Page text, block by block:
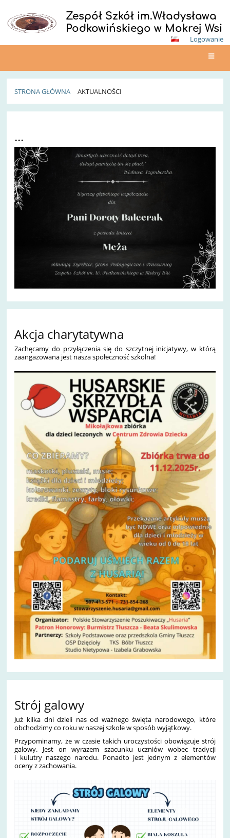
Zespół Szkół im.Władysława
Podkowińskiego w Mokrej Wsi
Logowanie
STRONA GŁÓWNA AKTUALNOŚCI
...
Akcja charytatywna
Zachęcamy do przyłączenia się do szczytnej inicjatywy, w którą
zaangażowana jest nasza społeczność szkolna!
Strój galowy
Już kilka dni dzieli nas od ważnego święta narodowego, które
obchodzimy co roku w naszej szkole w sposób wyjątkowy.
Przypominamy, że w czasie takich uroczystości obowiązuje strój
galowy. Jest on wyrazem szacunku uczniów wobec tradycji
i kulutry naszego narodu. Ponadto jest jednym z elementów
oceny z zachowania.